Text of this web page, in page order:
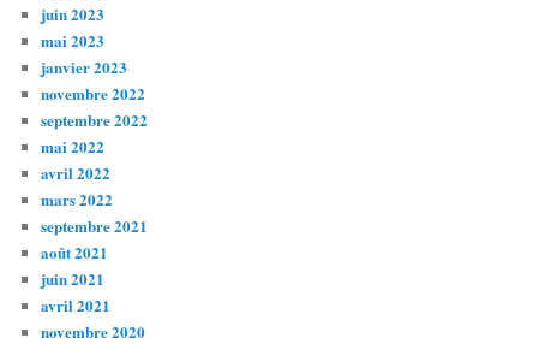
juin 2023
mai 2023
janvier 2023
novembre 2022
septembre 2022
mai 2022
avril 2022
mars 2022
septembre 2021
août 2021
juin 2021
avril 2021
novembre 2020